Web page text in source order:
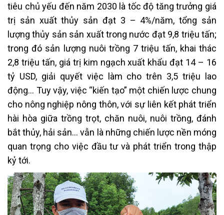
tiêu chủ yếu đến năm 2030 là tốc độ tăng trưởng giá
trị sản xuất thủy sản đạt 3 – 4%/năm, tổng sản
lượng thủy sản sản xuất trong nước đạt 9,8 triệu tấn;
trong đó sản lượng nuôi trồng 7 triệu tấn, khai thác
2,8 triệu tấn, giá trị kim ngạch xuất khẩu đạt 14 – 16
tỷ USD, giải quyết việc làm cho trên 3,5 triệu lao
động… Tuy vậy, việc “kiến tạo” một chiến lược chung
cho nông nghiệp nông thôn, với sự liên kết phát triển
hài hòa giữa trồng trọt, chăn nuôi, nuôi trồng, đánh
bắt thủy, hải sản… vẫn là những chiến lược nền móng
quan trọng cho việc đầu tư và phát triển trong thập
kỷ tới.